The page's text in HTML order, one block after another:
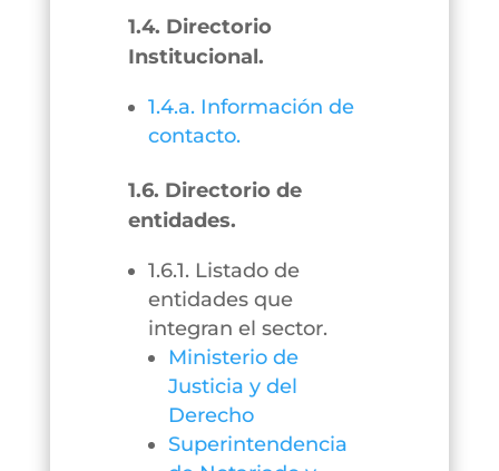
1.4. Directorio
Institucional.
1.4.a. Información de
contacto.
1.6. Directorio de
entidades.
1.6.1. Listado de
entidades que
integran el sector.
Ministerio de
Justicia y del
Derecho
Superintendencia